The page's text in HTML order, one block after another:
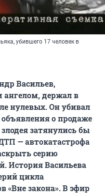
убившего 17 человек в
Васильев,
держал в
нулевых. Он убивал
объявления о продаже
затянулись бы
— автокатастрофа
серию
История Васильева
цикла
закона». В эфир